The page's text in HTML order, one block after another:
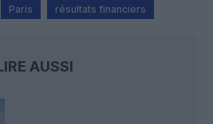
Paris résultats financiers
AUSSI